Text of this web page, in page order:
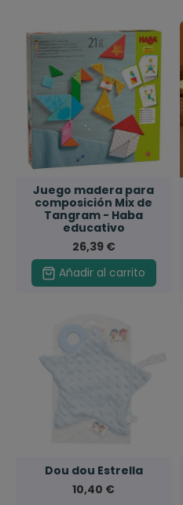
Juego madera para
composición Mix de
Tangram - Haba
educativo
26,39 €
Añadir al carrito
Dou dou Estrella
10,40 €